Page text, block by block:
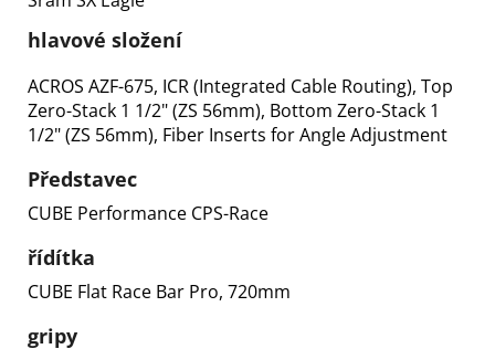
hlavové složení
ACROS AZF-675, ICR (Integrated Cable Routing), Top
Zero-Stack 1 1/2" (ZS 56mm), Bottom Zero-Stack 1
1/2" (ZS 56mm), Fiber Inserts for Angle Adjustment
Představec
CUBE Performance CPS-Race
řídítka
CUBE Flat Race Bar Pro, 720mm
gripy